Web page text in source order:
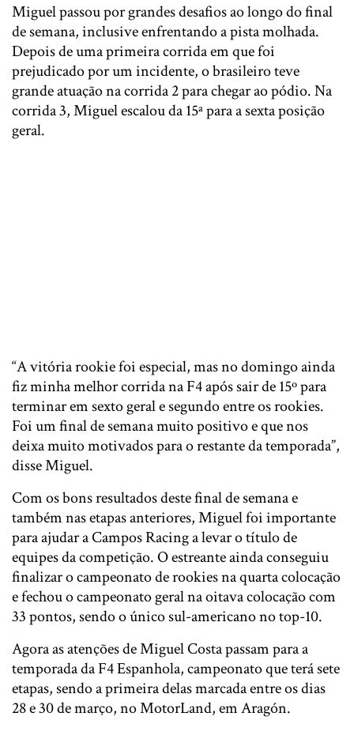
Miguel passou por grandes desafios ao longo do final
de semana, inclusive enfrentando a pista molhada.
Depois de uma primeira corrida em que foi
prejudicado por um incidente, o brasileiro teve
grande atuação na corrida 2 para chegar ao pódio. Na
corrida 3, Miguel escalou da 15ª para a sexta posição
geral.
“A vitória rookie foi especial, mas no domingo ainda
fiz minha melhor corrida na F4 após sair de 15º para
terminar em sexto geral e segundo entre os rookies.
Foi um final de semana muito positivo e que nos
deixa muito motivados para o restante da temporada”,
disse Miguel.
Com os bons resultados deste final de semana e
também nas etapas anteriores, Miguel foi importante
para ajudar a Campos Racing a levar o título de
equipes da competição. O estreante ainda conseguiu
finalizar o campeonato de rookies na quarta colocação
e fechou o campeonato geral na oitava colocação com
33 pontos, sendo o único sul-americano no top-10.
Agora as atenções de Miguel Costa passam para a
temporada da F4 Espanhola, campeonato que terá sete
etapas, sendo a primeira delas marcada entre os dias
28 e 30 de março, no MotorLand, em Aragón.